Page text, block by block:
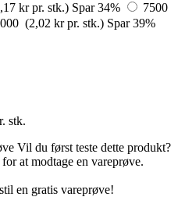
kr pr. stk.) Spar 34%
7500
(2,02 kr pr. stk.) Spar 39%
stk.
Vil du først teste dette produkt?
at modtage en vareprøve.
en gratis vareprøve!